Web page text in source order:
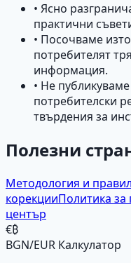
• Ясно
практични
• Посочваме
потребителят
информация.
• Не
потребителски
твърдения за
Полезни
Методология и
корекцииПолитика за
център
€₿
BGN/EUR Калкулатор